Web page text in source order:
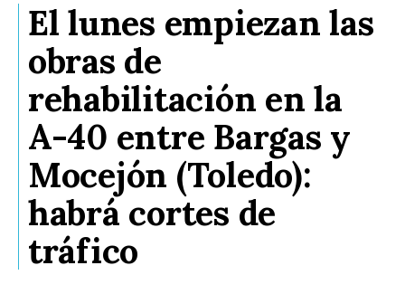
El lunes empiezan las
obras de
rehabilitación en la
A-40 entre Bargas y
Mocejón (Toledo):
habrá cortes de
tráfico